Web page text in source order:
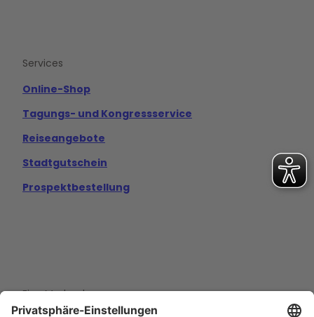
o e
m
Services
Online-Shop
Tagungs- und Kongressservice
Reiseangebote
Stadtgutschein
Prospektbestellung
Eine Marke der